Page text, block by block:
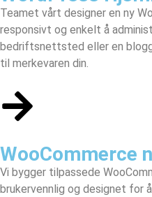
Teamet vårt designer en ny
responsivt og enkelt å
bedriftsnettsted eller en
til merkevaren din.
WooCommerce
Vi bygger tilpassede
brukervennlig og designet for